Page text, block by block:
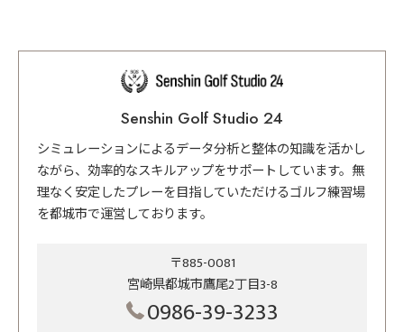
Senshin Golf Studio 24
シミュレーションによるデータ分析と整体の知識を活かし
ながら、効率的なスキルアップをサポートしています。無
理なく安定したプレーを目指していただけるゴルフ練習場
を都城市で運営しております。
〒885-0081
宮崎県都城市鷹尾2丁目3-8
0986-39-3233